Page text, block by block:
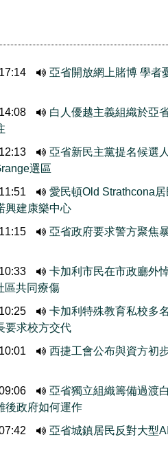
亞省開放網上賭博 學者
白人優越主義組織於亞
亞省新民主黨提名候選
選區
愛民頓Old Strathcona
興建康樂中心
亞省政府要求警方聚焦
卡加利市民在市政廳外
共同療傷
卡加利特殊教育私校多
求校方交代
西捷工會公布與資方初
亞省獨立組織籌備過渡
政府如何運作
亞省城鎮居民反對大型